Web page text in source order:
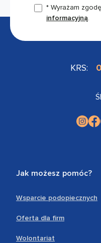
* Wyrażam
informacyjną.
KRS:
Jak możesz pomóc?
Wsparcie podopiecznych
Oferta dla firm
Wolontariat